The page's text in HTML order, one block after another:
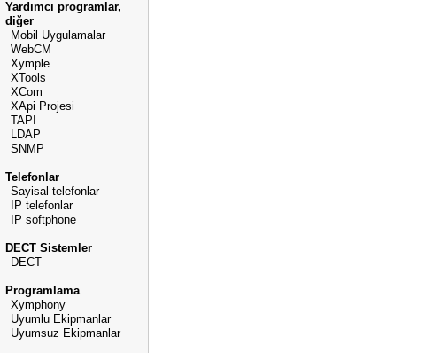
Yardımcı programlar,
diğer
Mobil Uygulamalar
WebCM
Xymple
XTools
XCom
XApi Projesi
TAPI
LDAP
SNMP
Telefonlar
Sayisal telefonlar
IP telefonlar
IP softphone
DECT Sistemler
DECT
Programlama
Xymphony
Uyumlu Ekipmanlar
Uyumsuz Ekipmanlar